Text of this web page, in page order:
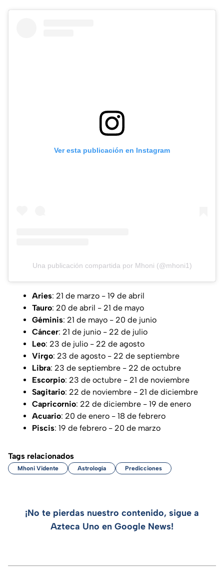
Ver esta publicación en Instagram
Una publicación compartida por Mhoni (@mhoni1)
Aries: 21 de marzo - 19 de abril
Tauro: 20 de abril - 21 de mayo
Géminis: 21 de mayo - 20 de junio
Cáncer: 21 de junio - 22 de julio
Leo: 23 de julio - 22 de agosto
Virgo: 23 de agosto - 22 de septiembre
Libra: 23 de septiembre - 22 de octubre
Escorpio: 23 de octubre - 21 de noviembre
Sagitario: 22 de noviembre - 21 de diciembre
Capricornio: 22 de diciembre - 19 de enero
Acuario: 20 de enero - 18 de febrero
Piscis: 19 de febrero - 20 de marzo
Tags relacionados
Mhoni Vidente Astrología Predicciones
¡No te pierdas nuestro contenido, sigue a
Azteca Uno en Google News!